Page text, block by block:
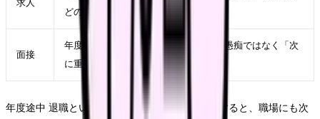
求人
どの項目に表れるかを考える
面接
年度途中 退職を面接で説明するなら、愚痴ではなく「次
に重視したい条件」に言い換える
年度途中 退職という言葉をそのまま退職理由にすると、職場にも次